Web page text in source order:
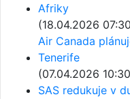
Afriky
(18.04.2026
Air Canada
Tenerife
(07.04.2026
SAS redukuje v